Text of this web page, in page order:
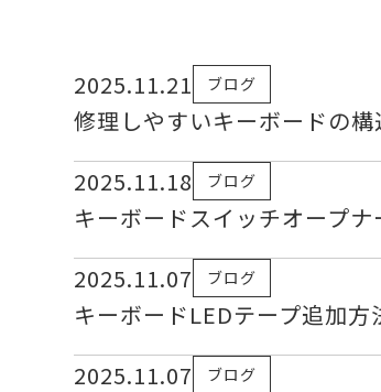
2025.11.21 ブログ
修理しやすいキーボードの
2025.11.18
ブログ
キーボードスイッチオープ
2025.11.07
ブログ
キーボードLEDテープ追加
2025.11.07
ブログ